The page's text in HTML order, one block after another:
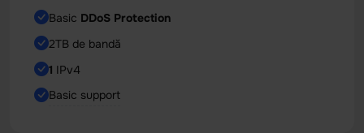
Basic DDoS Protection
2TB de bandă
1 IPv4
Basic support